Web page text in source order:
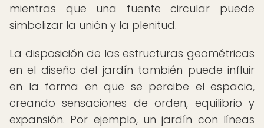
mientras que una fuente circular puede
simbolizar la unión y la plenitud.
La disposición de las estructuras geométricas
en el diseño del jardín también puede influir
en la forma en que se percibe el espacio,
creando sensaciones de orden, equilibrio y
expansión. Por ejemplo, un jardín con líneas